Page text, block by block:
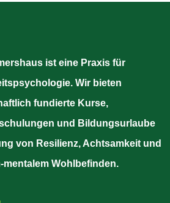
ist eine Praxis für
Wir bieten
fundierte Kurse,
und Bildungsurlaube
von Resilienz, Achtsamkeit und
mentalem Wohlbefinden.